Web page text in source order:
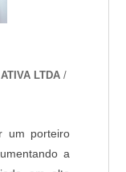
LTDA /
um porteiro
a